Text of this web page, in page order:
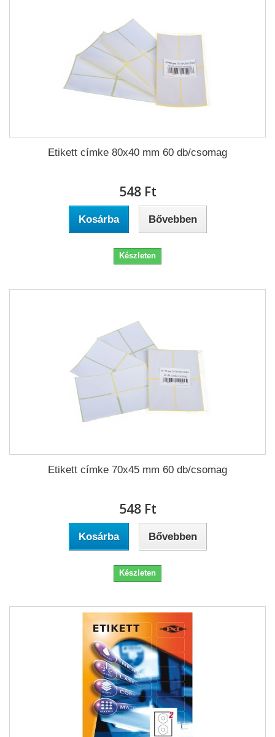
Etikett címke 80x40 mm 60 db/csomag
548 Ft‎
Kosárba Bővebben
Készleten
Etikett címke 70x45 mm 60 db/csomag
548 Ft‎
Kosárba Bővebben
Készleten